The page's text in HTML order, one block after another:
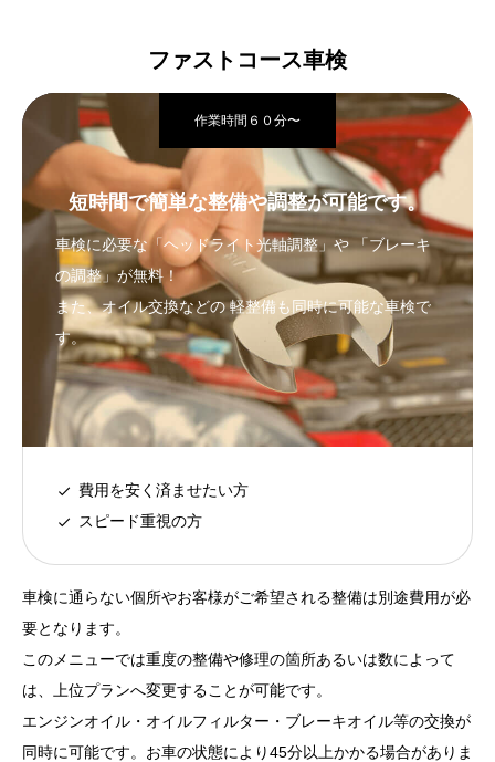
ファストコース車検
作業時間６０分〜
短時間で簡単な整備や調整が可能です。
車検に必要な「ヘッドライト光軸調整」や 「ブレーキ
の調整」が無料！
また、オイル交換などの 軽整備も同時に可能な車検で
す。
費用を安く済ませたい方
スピード重視の方
車検に通らない個所やお客様がご希望される整備は別途費用が必
要となります。
このメニューでは重度の整備や修理の箇所あるいは数によって
は、上位プランへ変更することが可能です。
エンジンオイル・オイルフィルター・ブレーキオイル等の交換が
同時に可能です。お車の状態により45分以上かかる場合がありま